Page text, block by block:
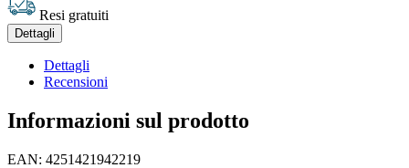
Resi gratuiti
Dettagli
Dettagli
Recensioni
Informazioni sul prodotto
EAN: 4251421942219